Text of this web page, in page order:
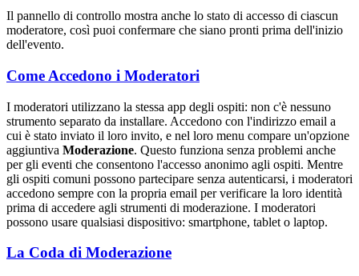
Il pannello di controllo mostra anche lo stato di accesso di ciascun
moderatore, così puoi confermare che siano pronti prima dell'inizio
dell'evento.
Come Accedono i Moderatori
I moderatori utilizzano la stessa app degli ospiti: non c'è nessuno
strumento separato da installare. Accedono con l'indirizzo email a
cui è stato inviato il loro invito, e nel loro menu compare un'opzione
aggiuntiva Moderazione. Questo funziona senza problemi anche
per gli eventi che consentono l'accesso anonimo agli ospiti. Mentre
gli ospiti comuni possono partecipare senza autenticarsi, i moderatori
accedono sempre con la propria email per verificare la loro identità
prima di accedere agli strumenti di moderazione. I moderatori
possono usare qualsiasi dispositivo: smartphone, tablet o laptop.
La Coda di Moderazione